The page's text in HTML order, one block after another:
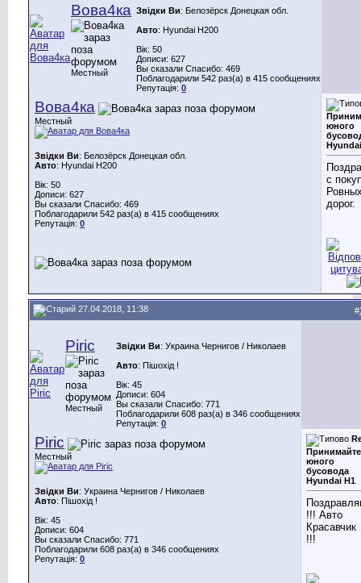
Вова4ка
Местный
Звідки Ви: Белозёрск Донецкая обл.
Авто: Hyundai H200
Вік: 50
Дописи: 627
Вы сказали Спасибо: 469
Поблагодарили 542 раз(а) в 415 сообщениях
Репутація: 0
Вова4ка
Местный
Звідки Ви: Белозёрск Донецкая обл.
Авто: Hyundai H200
Вік: 50
Дописи: 627
Вы сказали Спасибо: 469
Поблагодарили 542 раз(а) в 415 сообщениях
Репутація: 0
юного
с
дорог.
27.04.2018, 11:38 #
Piric
Местный
Звідки Ви: Украина Чернигов / Николаев
Авто: Пішохід !
Вік: 45
Дописи: 604
Вы сказали Спасибо: 771
Поблагодарили 608 раз(а) в 346 сообщениях
Репутація: 0
Piric
Местный
Звідки Ви: Украина Чернигов / Николаев
Авто: Пішохід !
Вік: 45
Дописи: 604
Вы сказали Спасибо: 771
Поблагодарили 608 раз(а) в 346 сообщениях
Репутація: 0
Принимайте
юного
бусовода
Hyundai H1
!!! Авто
Красавчик
!!!